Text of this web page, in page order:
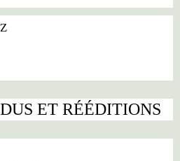
ET RÉÉDITIONS